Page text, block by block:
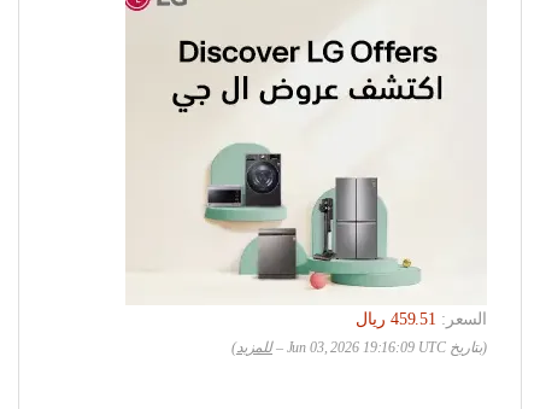
السعر:
(بتاريخ Jun 03, 2026 19:16:09 UTC – للمزيد)